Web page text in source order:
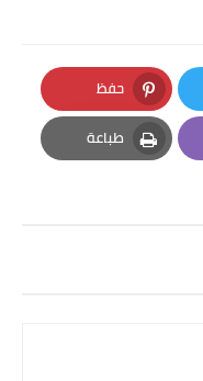
حفظ
Pinterest
طباعة
Print